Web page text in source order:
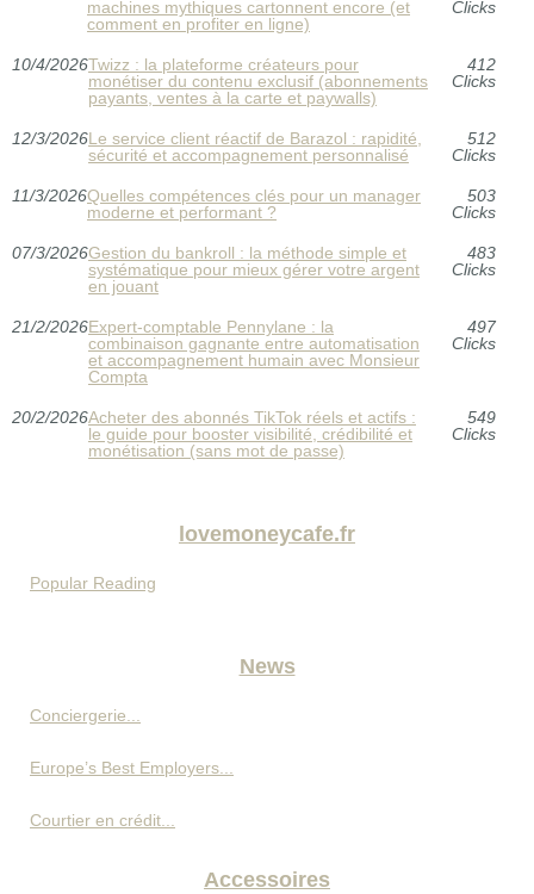
machines mythiques cartonnent encore (et
comment en profiter en ligne)
Clicks
10/4/2026Twizz : la plateforme créateurs pour
monétiser du contenu exclusif (abonnements
payants, ventes à la carte et paywalls)
412
Clicks
12/3/2026Le service client réactif de Barazol : rapidité,
sécurité et accompagnement personnalisé
512
Clicks
11/3/2026Quelles compétences clés pour un manager
moderne et performant ?
503
Clicks
07/3/2026Gestion du bankroll : la méthode simple et
systématique pour mieux gérer votre argent
en jouant
483
Clicks
21/2/2026Expert-comptable Pennylane : la
combinaison gagnante entre automatisation
et accompagnement humain avec Monsieur
Compta
497
Clicks
20/2/2026Acheter des abonnés TikTok réels et actifs :
le guide pour booster visibilité, crédibilité et
monétisation (sans mot de passe)
549
Clicks
lovemoneycafe.fr
Popular Reading
News
Conciergerie...
Europe’s Best Employers...
Courtier en crédit...
Accessoires